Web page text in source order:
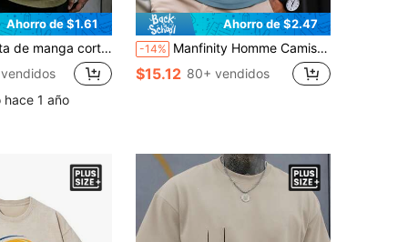
Ahorro de $1.61
con estampado de mano para hombres de talla grande
hace 1 año
Ahorro de $2.47
-14% Manfinity Homme Camisa Polo de Manga Corta de unicolor Casual de Verano para Hombres Talla Grande, Formal
$15.12 80+ vendidos